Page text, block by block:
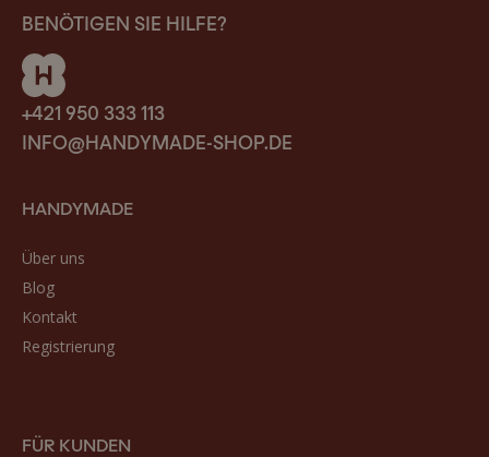
BENÖTIGEN SIE HILFE?
+421 950 333 113
INFO@HANDYMADE-SHOP.DE
HANDYMADE
Über uns
Blog
Kontakt
Registrierung
FÜR KUNDEN